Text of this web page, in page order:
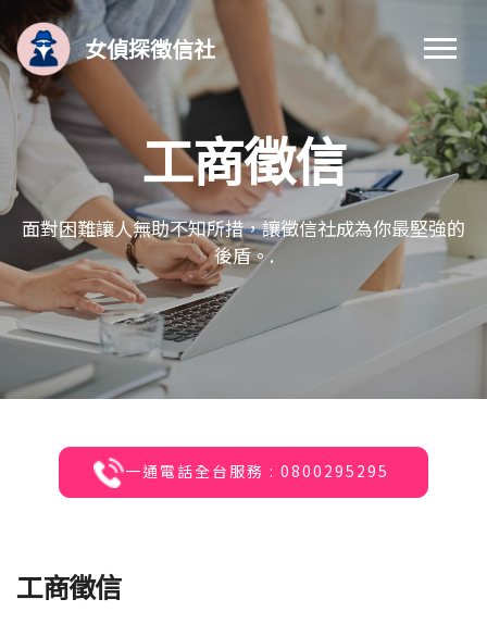
女偵探徵信社
工商徵信
面對困難讓人無助不知所措，讓徵信社成為你最堅強的
後盾。.
一通電話全台服務 : 0800295295
工商徵信